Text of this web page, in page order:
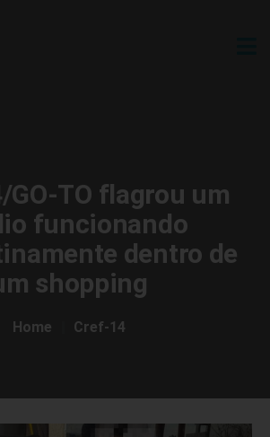
GO-TO flagrou um
funcionando
dentro de
shopping
Home Cref-14